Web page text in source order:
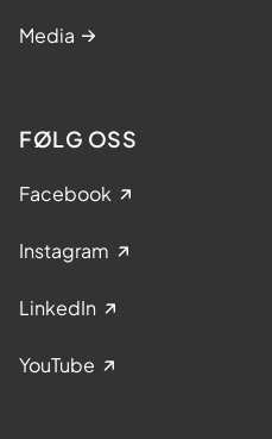
Media
FØLG OSS
Facebook
Instagram
LinkedIn
YouTube